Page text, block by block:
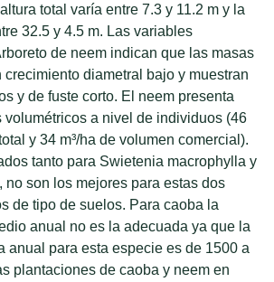
total varía entre 7.3 y 11.2 m y la
32.5 y 4.5 m. Las variables
de neem indican que las masas
crecimiento diametral bajo y muestran
y de fuste corto. El neem presenta
volumétricos a nivel de individuos (46
y 34 m³/ha de volumen comercial).
tanto para Swietenia macrophylla y
no son los mejores para estas dos
de tipo de suelos. Para caoba la
anual no es la adecuada ya que la
anual para esta especie es de 1500 a
plantaciones de caoba y neem en